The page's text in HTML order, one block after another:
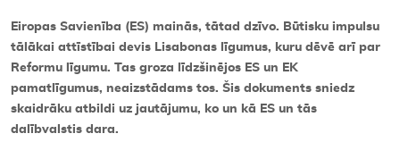
Kontakti
Eiropas Savienība (ES) mainās, tātad dzīvo. Būtisku impulsu
tālākai attīstībai devis Lisabonas līgumus, kuru dēvē arī par
Reformu līgumu. Tas groza līdzšinējos ES un EK
pamatlīgumus, neaizstādams tos. Šis dokuments sniedz
skaidrāku atbildi uz jautājumu, ko un kā ES un tās
dalībvalstis dara.